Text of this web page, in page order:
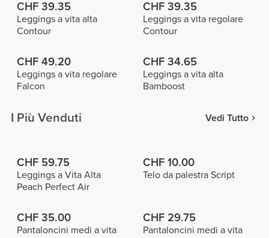
CHF 39.35
Leggings a vita alta
Contour
CHF 39.35
Leggings a vita regolare
Contour
CHF 49.20
Leggings a vita regolare
Falcon
CHF 34.65
Leggings a vita alta
Bamboost
I Più Venduti Vedi Tutto
CHF 59.75
Leggings a Vita Alta
Peach Perfect Air
CHF 10.00
Telo da palestra Script
CHF 35.00
Pantaloncini medi a vita
CHF 29.75
Pantaloncini medi a vita